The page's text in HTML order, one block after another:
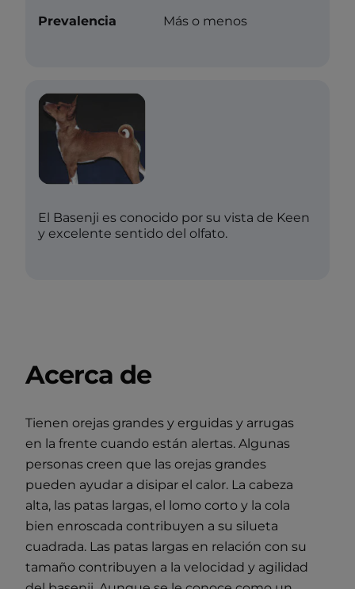
Prevalencia Más o menos
El Basenji es conocido por su vista de Keen
y excelente sentido del olfato.
Acerca de
Tienen orejas grandes y erguidas y arrugas
en la frente cuando están alertas. Algunas
personas creen que las orejas grandes
pueden ayudar a disipar el calor. La cabeza
alta, las patas largas, el lomo corto y la cola
bien enroscada contribuyen a su silueta
cuadrada. Las patas largas en relación con su
tamaño contribuyen a la velocidad y agilidad